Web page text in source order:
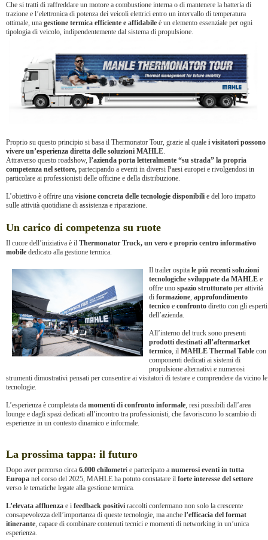
Che si tratti di raffreddare un motore a combustione interna o di mantenere la batteria di
trazione e l’elettronica di potenza dei veicoli elettrici entro un intervallo di temperatura
ottimale, una gestione termica efficiente e affidabile è un elemento essenziale per ogni
tipologia di veicolo, indipendentemente dal sistema di propulsione.
Proprio su questo principio si basa il Thermonator Tour, grazie al quale i visitatori possono
vivere un’esperienza diretta delle soluzioni MAHLE
Attraverso questo roadshow, l’azienda porta letteralmente “su strada” la propria
competenza nel settore, partecipando a eventi in diversi Paesi europei e rivolgendosi in
particolare ai professionisti delle officine e della distribuzione.
L’obiettivo è offrire una visione concreta delle tecnologie disponibili e del loro impatto
sulle attività quotidiane di assistenza e riparazione.
Un carico di competenza su ruote
Il cuore dell’iniziativa è il Thermonator Truck, un vero e proprio centro informativo
mobile dedicato alla gestione termica.
Il trailer ospita le più recenti soluzioni
tecnologiche sviluppate da MAHLE e
offre uno spazio strutturato per attività
di formazione approfondimento
tecnico e confronto diretto con gli esperti
dell’azienda.
All’interno del truck sono presenti
prodotti destinati all’aftermarket
termico , il MAHLE Thermal Table con
componenti dedicati ai sistemi di
propulsione alternativi e numerosi
strumenti dimostrativi pensati per consentire ai visitatori di testare e comprendere da vicino le
tecnologie.
L’esperienza è completata da momenti di confronto informale , resi possibili dall’area
lounge e dagli spazi dedicati all’incontro tra professionisti, che favoriscono lo scambio di
esperienze in un contesto dinamico e informale.
La prossima tappa: il futuro
Dopo aver percorso circa 6.000 chilometri e partecipato a numerosi eventi in tutta
Europa nel corso del 2025, MAHLE ha potuto constatare il forte interesse del settore
verso le tematiche legate alla gestione termica.
L’elevata affluenza e i feedback positivi raccolti confermano non solo la crescente
consapevolezza dell’importanza di queste tecnologie, ma anche l’efficacia del format
itinerante , capace di combinare contenuti tecnici e momenti di networking in un’unica
esperienza.